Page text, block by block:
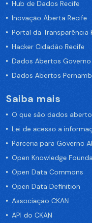
Hub de Dados Recife
Inovação Aberta Recife
Portal da Transparência
Hacker Cidadão Recife
Dados Abertos Governo
Dados Abertos
Saiba mais
O que são dados
Lei de acesso a
Parceria para Governo
Open Knowledge
Open Data Commons
Open Data Definition
Associação CKAN
API do CKAN